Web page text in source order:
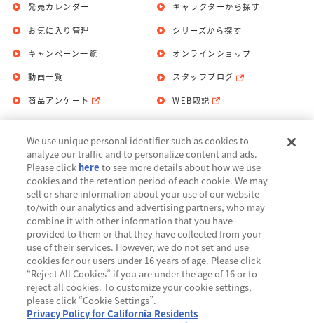
発売カレンダー
お気に入り管理
キャラクターから探す
シリーズから探す
キャンペーン一覧
動画一覧
商品アンケート
オンラインショップ
スタッフブログ
WEB取説
お問い合わせ 個人情報保護方針
利用規約
Do Not Sell or Share My Personal
Information
アレルギー情報
©BANDAI
We use unique personal identifier such as cookies to
analyze our traffic and to personalize content and ads.
Please click here to see more details about how we use
cookies and the retention period of each cookie. We may
sell or share information about your use of our website
to/with our analytics and advertising partners, who may
combine it with other information that you have
provided to them or that they have collected from your
use of their services. However, we do not set and use
cookies for our users under 16 years of age. Please click
“Reject All Cookies” if you are under the age of 16 or to
reject all cookies. To customize your cookie settings,
please click “Cookie Settings”.
Privacy Policy for California Residents